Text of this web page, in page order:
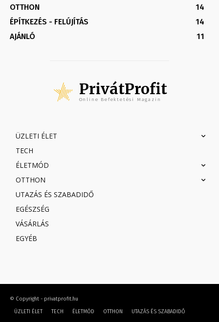
OTTHON
14
ÉPÍTKEZÉS - FELÚJÍTÁS
14
AJÁNLÓ
11
PrivátProfit
Online Befektetési Magazin
ÜZLETI ÉLET
TECH
ÉLETMÓD
OTTHON
UTAZÁS ÉS SZABADIDŐ
EGÉSZSÉG
VÁSÁRLÁS
EGYÉB
© Copyright - privatprofit.hu
ÜZLETI ÉLET
TECH ÉLETMÓD OTTHON UTAZÁS ÉS SZABADIDŐ